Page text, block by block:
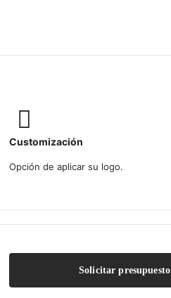
Customización
Opción de aplicar su logo.
Solicitar presupuesto